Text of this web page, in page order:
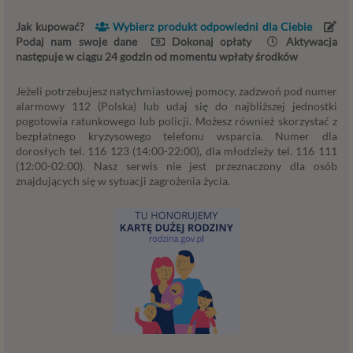
Jak kupować?
Wybierz produkt odpowiedni dla Ciebie
Podaj nam swoje dane
Dokonaj opłaty
Aktywacja
następuje w ciągu 24 godzin od momentu wpłaty środków
Jeżeli potrzebujesz natychmiastowej pomocy, zadzwoń pod numer
alarmowy 112 (Polska) lub udaj się do najbliższej jednostki
pogotowia ratunkowego lub policji. Możesz również skorzystać z
bezpłatnego kryzysowego telefonu wsparcia. Numer dla
dorosłych tel. 116 123 (14:00-22:00), dla młodzieży tel. 116 111
(12:00-02:00). Nasz serwis nie jest przeznaczony dla osób
znajdujących się w sytuacji zagrożenia życia.
Administratorzy
Consulting Aneta Styńska właściciel serwisu
internetowego Psychorada.pl. Pełne dane administratora
możesz sprawdzić wchodząc na podstrone Kontakt.
Znajdziesz tam również informację o naszych Zaufanych
Partnerach, czyli firmach i innych podmiotów, z którymi
współpracujemy głównie w zakresie administracyjnym,
Twoje dane będą przetwarzać Psychology Consulting
właściciel serwisu Psychorada.pl i Zaufani Partnerzy.
Twoje dane mogą być również powierzone do
przetwarzania innym podmiotom. W każdym takim